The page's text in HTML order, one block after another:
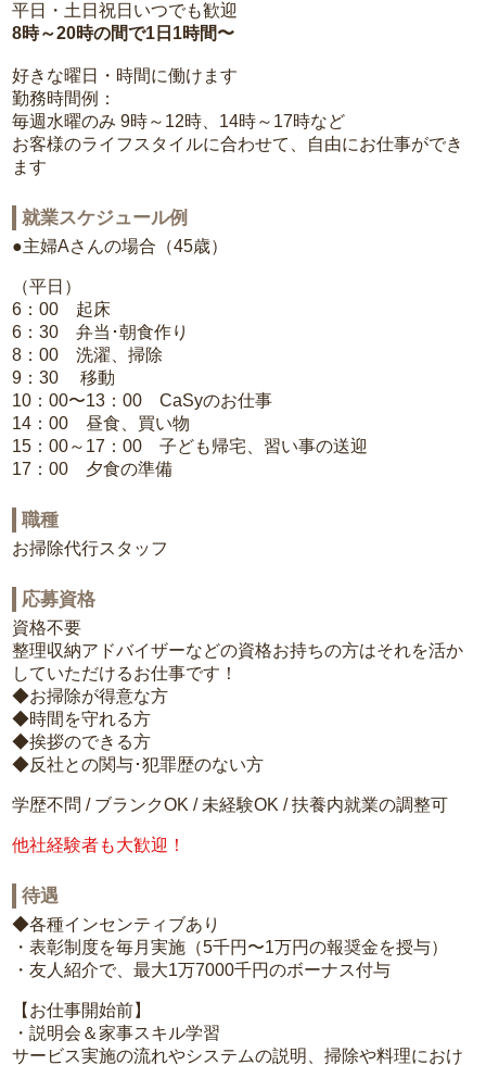
平日・土日祝日いつでも歓迎
8時～20時の間で1日1時間〜
好きな曜日・時間に働けます
勤務時間例：
毎週水曜のみ 9時～12時、14時～17時など
お客様のライフスタイルに合わせて、自由にお仕事ができ
ます
就業スケジュール例
●主婦Aさんの場合（45歳）
（平日）
6：00 起床
6：30 弁当･朝食作り
8：00 洗濯、掃除
9：30 移動
10：00〜13：00 CaSyのお仕事
14：00 昼食、買い物
15：00～17：00 子ども帰宅、習い事の送迎
17：00 夕食の準備
職種
お掃除代行スタッフ
応募資格
資格不要
整理収納アドバイザーなどの資格お持ちの方はそれを活か
していただけるお仕事です！
◆お掃除が得意な方
◆時間を守れる方
◆挨拶のできる方
◆反社との関与･犯罪歴のない方
学歴不問 / ブランクOK / 未経験OK / 扶養内就業の調整可
他社経験者も大歓迎！
待遇
◆各種インセンティブあり
・表彰制度を毎月実施（5千円〜1万円の報奨金を授与）
・友人紹介で、最大1万7000千円のボーナス付与
【お仕事開始前】
・説明会＆家事スキル学習
サービス実施の流れやシステムの説明、掃除や料理におけ